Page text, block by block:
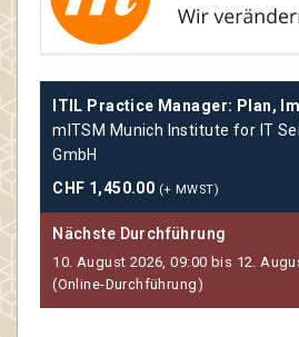
ITIL Practice Manager: Plan,
mITSM Munich Institute for IT
GmbH
CHF 1,450.00 (+ MWST)
Nächste Durchführung
10. August 2026, 09:00 bis 12.
(Online-Durchführung)